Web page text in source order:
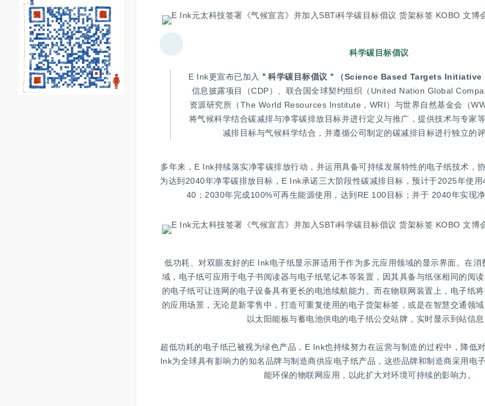
科学碳目标倡议
E Ink更宣布已加入 ＂科学碳目标倡议＂（Science Based Targets Initiative
信息披露项目（CDP）、联合国全球契约组织（United Nation Global
资源研究所（The World Resources Institute，WRI）与世界自然基金会（
将气候科学结合碳减排与净零碳排放目标并进行定义与推广，提供技术与专家
减排目标与气候科学结合，并遵循公司制定的碳减排目标进行独立的评
多年来，E Ink持续落实净零碳排放行动，并运用具备可持续发展特性的电子纸技术，
为达到2040年净零碳排放目标，E Ink承诺三大阶段性碳减排目标，预计于2025年使
40；2030年完成100%可再生能源使用，达到RE 100目标；并于 2040年实现净
低功耗、对双眼友好的E Ink电子纸显示屏适用于作为多元应用领域的显示界面。在消
域，电子纸可应用于电子书阅读器与电子纸笔记本等装置，因其具备与纸张相同的阅
的电子纸可让连网的电子设备具有更长的电池续航能力。而在物联网装置上，电子纸
的应用场景，无论是新零售中，打造可重复使用的电子货架标签，或是在智慧交通领
以太阳能板与蓄电池供电的电子纸公交站牌，实时显示到站信息
超低功耗的电子纸已被视为绿色产品，E Ink也持续努力在运营与制造的过程中，降低
Ink为全球具有影响力的知名品牌与制造商供应电子纸产品，这些品牌和制造商采用电
能环保的物联网应用，以此扩大对环境可持续的影响力。